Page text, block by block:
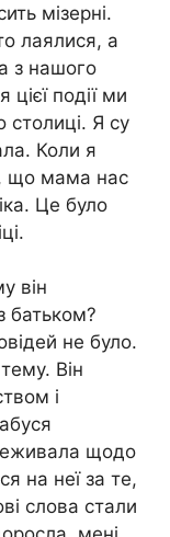
мізерні.
лаялися, а
з нашого
події ми
столиці. Я су
Коли я
що мама нас
Це було
він
батьком?
не було.
Він
і
щодо
на неї за те,
слова стали